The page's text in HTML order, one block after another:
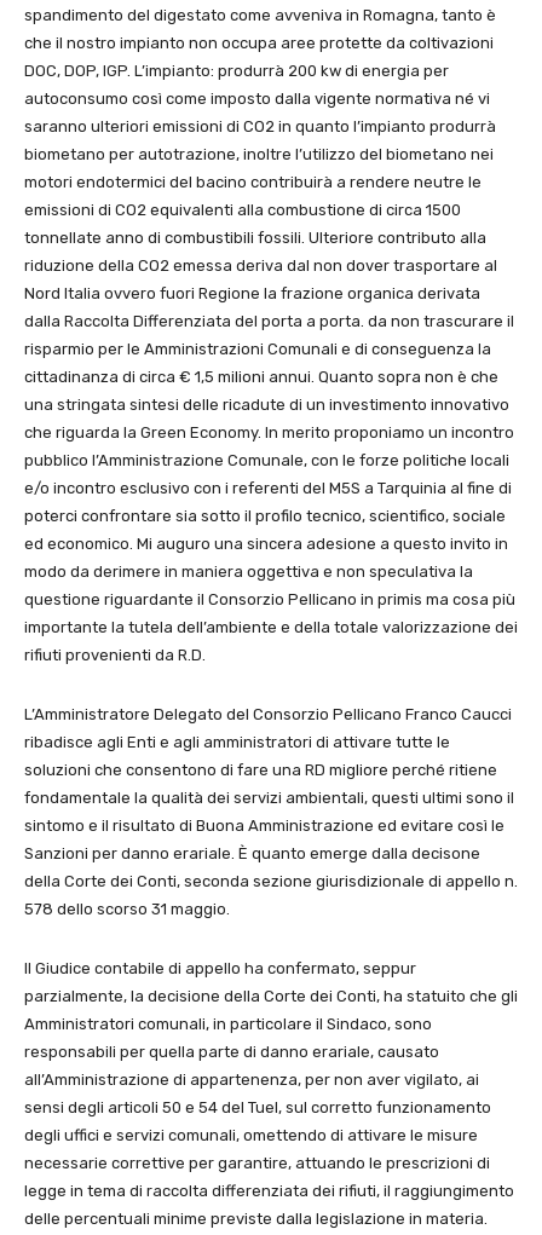
spandimento del digestato come avveniva in Romagna, tanto è
che il nostro impianto non occupa aree protette da coltivazioni
DOC, DOP, IGP. L’impianto: produrrà 200 kw di energia per
autoconsumo così come imposto dalla vigente normativa né vi
saranno ulteriori emissioni di CO2 in quanto l’impianto produrrà
biometano per autotrazione, inoltre l’utilizzo del biometano nei
motori endotermici del bacino contribuirà a rendere neutre le
emissioni di CO2 equivalenti alla combustione di circa 1500
tonnellate anno di combustibili fossili. Ulteriore contributo alla
riduzione della CO2 emessa deriva dal non dover trasportare al
Nord Italia ovvero fuori Regione la frazione organica derivata
dalla Raccolta Differenziata del porta a porta. da non trascurare il
risparmio per le Amministrazioni Comunali e di conseguenza la
cittadinanza di circa € 1,5 milioni annui. Quanto sopra non è che
una stringata sintesi delle ricadute di un investimento innovativo
che riguarda la Green Economy. In merito proponiamo un incontro
pubblico l’Amministrazione Comunale, con le forze politiche locali
e/o incontro esclusivo con i referenti del M5S a Tarquinia al fine di
poterci confrontare sia sotto il profilo tecnico, scientifico, sociale
ed economico. Mi auguro una sincera adesione a questo invito in
modo da derimere in maniera oggettiva e non speculativa la
questione riguardante il Consorzio Pellicano in primis ma cosa più
importante la tutela dell’ambiente e della totale valorizzazione dei
rifiuti provenienti da R.D.
L’Amministratore Delegato del Consorzio Pellicano Franco Caucci
ribadisce agli Enti e agli amministratori di attivare tutte le
soluzioni che consentono di fare una RD migliore perché ritiene
fondamentale la qualità dei servizi ambientali, questi ultimi sono il
sintomo e il risultato di Buona Amministrazione ed evitare così le
Sanzioni per danno erariale. È quanto emerge dalla decisone
della Corte dei Conti, seconda sezione giurisdizionale di appello n.
578 dello scorso 31 maggio.
Il Giudice contabile di appello ha confermato, seppur
parzialmente, la decisione della Corte dei Conti, ha statuito che gli
Amministratori comunali, in particolare il Sindaco, sono
responsabili per quella parte di danno erariale, causato
all’Amministrazione di appartenenza, per non aver vigilato, ai
sensi degli articoli 50 e 54 del Tuel, sul corretto funzionamento
degli uffici e servizi comunali, omettendo di attivare le misure
necessarie correttive per garantire, attuando le prescrizioni di
legge in tema di raccolta differenziata dei rifiuti, il raggiungimento
delle percentuali minime previste dalla legislazione in materia.